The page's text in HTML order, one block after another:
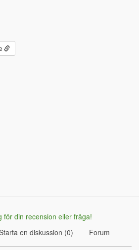
för din recension eller fråga!
en diskussion (0) Forum